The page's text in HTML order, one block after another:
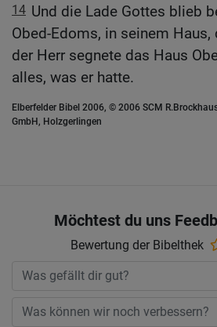
14 Und die Lade Gottes blieb
Obed-Edoms, in seinem Haus,
der Herr segnete das Haus
alles, was er hatte.
Elberfelder Bibel 2006, © 2006 SCM
GmbH, Holzgerlingen
Möchtest du uns
Bewertung der Bibelthek